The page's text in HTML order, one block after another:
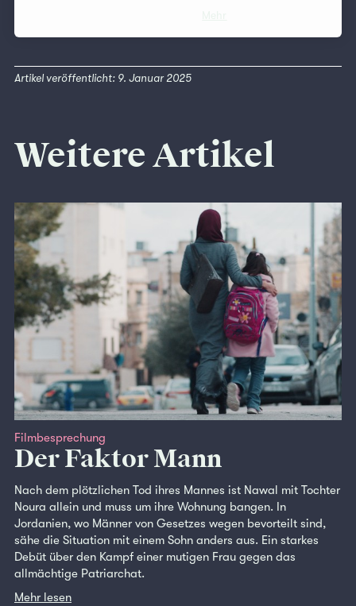
Artikel veröffentlicht: 9. Januar 2025
Weitere Artikel
Filmbesprechung
Der Faktor Mann
Nach dem plötzlichen Tod ihres Mannes ist Nawal mit Tochter
Noura allein und muss um ihre Wohnung bangen. In
Jordanien, wo Männer von Gesetzes wegen bevorteilt sind,
sähe die Situation mit einem Sohn anders aus. Ein starkes
Debüt über den Kampf einer mutigen Frau gegen das
allmächtige Patriarchat.
Mehr lesen